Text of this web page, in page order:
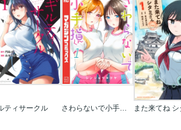
ティサークル さわらないで小手指くん